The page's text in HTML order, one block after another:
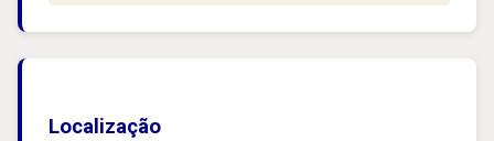
Localização